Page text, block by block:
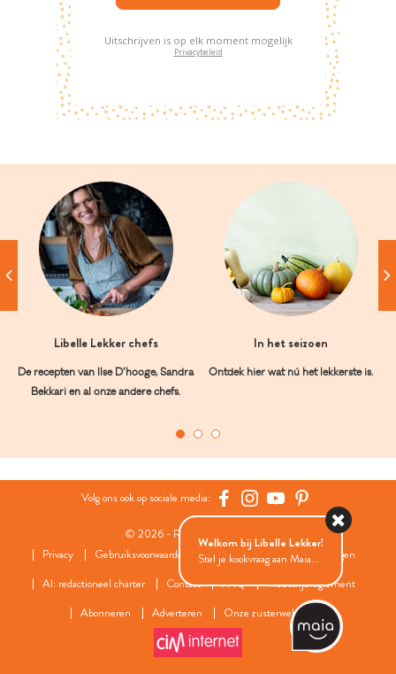
Uitschrijven is op elk moment mogelijk
Privacybeleid
Libelle Lekker chefs
De recepten van Ilse D’hooge, Sandra
Bekkari en al onze andere chefs.
In het seizoen
Ontdek hier wat nú het lekkerste is.
Volg ons ook op sociale media:
© 2026 - Roularta Media Group
Privacy
Gebruiksvoorwaarden Cookies
Cookies instellingen
AI: redactioneel charter
Contact FAQ
Wedstrijdreglement
Abonneren
Adverteren Onze zusterwebsites
Welkom bij Libelle Lekker!
Stel je kookvraag aan Maia...